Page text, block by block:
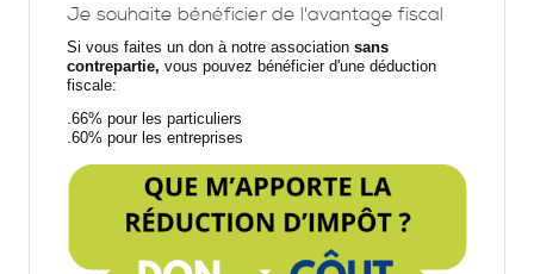
Je souhaite bénéficier de l'avantage fiscal
Si vous faites un don à notre associationsans
contrepartie, vous pouvez bénéficier d'une déduction
fiscale:
.66% pour les particuliers
.60% pour les entreprises